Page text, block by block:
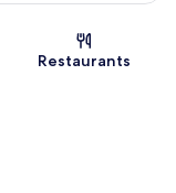
Restaurants